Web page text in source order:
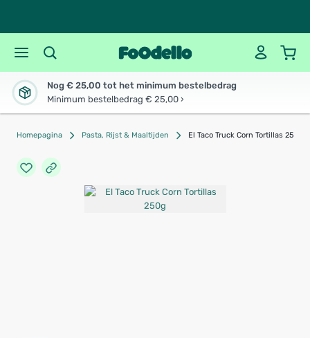
Nog € 25,00 tot het minimum bestelbedrag
Minimum bestelbedrag € 25,00 ›
Homepagina Pasta, Rijst & Maaltijden El Taco Truck Corn Tortillas 250g